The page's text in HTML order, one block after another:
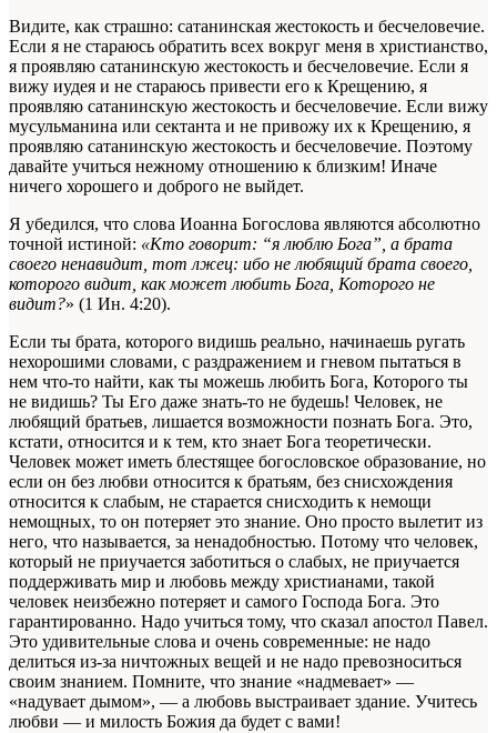
Видите, как страшно: сатанинская жестокость и бесчеловечие.
Если я не стараюсь обратить всех вокруг меня в христианство,
я проявляю сатанинскую жестокость и бесчеловечие. Если я
вижу иудея и не стараюсь привести его к Крещению, я
проявляю сатанинскую жестокость и бесчеловечие. Если вижу
мусульманина или сектанта и не привожу их к Крещению, я
проявляю сатанинскую жестокость и бесчеловечие. Поэтому
давайте учиться нежному отношению к близким! Иначе
ничего хорошего и доброго не выйдет.
Я убедился, что слова Иоанна Богослова являются абсолютно
точной истиной: «Кто говорит: “я люблю Бога”, а брата
своего ненавидит, тот лжец: ибо не любящий брата своего,
которого видит, как может любить Бога, Которого не
видит?» (1 Ин. 4:20).
Если ты брата, которого видишь реально, начинаешь ругать
нехорошими словами, с раздражением и гневом пытаться в
нем что-то найти, как ты можешь любить Бога, Которого ты
не видишь? Ты Его даже знать-то не будешь! Человек, не
любящий братьев, лишается возможности познать Бога. Это,
кстати, относится и к тем, кто знает Бога теоретически.
Человек может иметь блестящее богословское образование, но
если он без любви относится к братьям, без снисхождения
относится к слабым, не старается снисходить к немощи
немощных, то он потеряет это знание. Оно просто вылетит из
него, что называется, за ненадобностью. Потому что человек,
который не приучается заботиться о слабых, не приучается
поддерживать мир и любовь между христианами, такой
человек неизбежно потеряет и самого Господа Бога. Это
гарантированно. Надо учиться тому, что сказал апостол Павел.
Это удивительные слова и очень современные: не надо
делиться из-за ничтожных вещей и не надо превозноситься
своим знанием. Помните, что знание «надмевает» —
«надувает дымом», — а любовь выстраивает здание. Учитесь
любви — и милость Божия да будет с вами!